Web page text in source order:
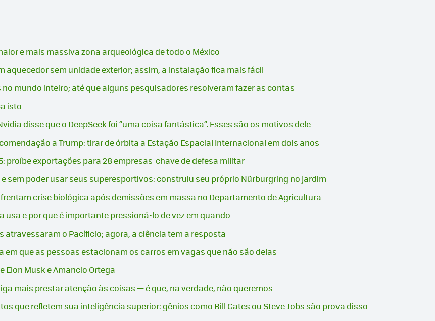
e mais massiva zona arqueológica de todo o México
sem unidade exterior; assim, a instalação fica mais fácil
mundo inteiro; até que alguns pesquisadores resolveram fazer as contas
isto
disse que o DeepSeek foi “uma coisa fantástica”. Esses são os motivos dele
a Trump: tirar de órbita a Estação Espacial Internacional em dois anos
proíbe exportações para 28 empresas-chave de defesa militar
sem poder usar seus superesportivos: construiu seu próprio Nürburgring no jardim
crise biológica após demissões em massa no Departamento de Agricultura
e por que é importante pressioná-lo de vez em quando
o Pacíficio; agora, a ciência tem a resposta
em que as pessoas estacionam os carros em vagas que não são delas
Musk e Amancio Ortega
mais prestar atenção às coisas — é que, na verdade, não queremos
que refletem sua inteligência superior: gênios como Bill Gates ou Steve Jobs são prova disso